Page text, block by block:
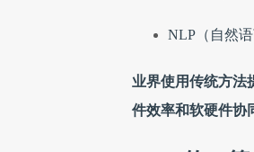
NLP（自然
业界使用传统方法
件效率和软硬件协